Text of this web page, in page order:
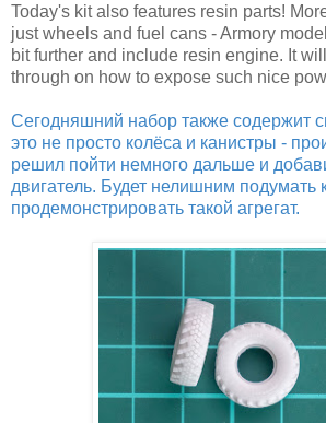
Today's kit also features resin parts!
just wheels and fuel cans - Armory
bit further and include resin engine. It
through on how to expose such nice
Сегодняшний набор также содержит
это не просто колёса и канистры -
решил пойти немного дальше и
двигатель. Будет нелишним подумать
продемонстрировать такой агрегат.